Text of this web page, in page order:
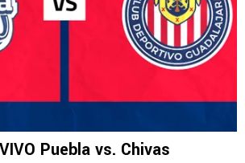
Puebla vs. Chivas